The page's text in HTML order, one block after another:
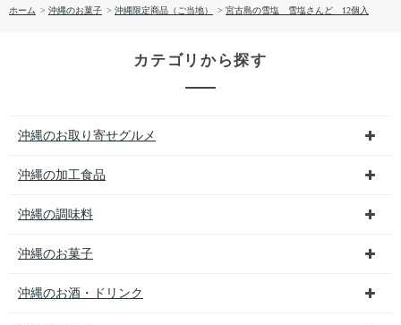
ホーム > 沖縄のお菓子 > 沖縄限定商品（ご当地） > 宮古島の雪塩 雪塩さんど 12個入
カテゴリから探す
沖縄のお取り寄せグルメ
沖縄の加工食品
沖縄の調味料
沖縄のお菓子
沖縄のお酒・ドリンク